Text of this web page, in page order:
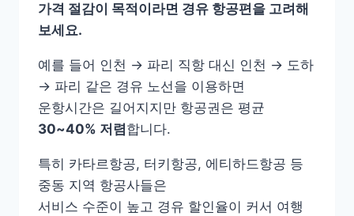
가격 절감이 목적이라면 경유 항공편을 고려해
보세요.
예를 들어 인천 → 파리 직항 대신 인천 → 도하
→ 파리 같은 경유 노선을 이용하면
운항시간은 길어지지만 항공권은 평균
30~40% 저렴합니다.
특히 카타르항공, 터키항공, 에티하드항공 등
중동 지역 항공사들은
서비스 수준이 높고 경유 할인율이 커서 여행